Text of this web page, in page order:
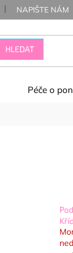
NAPIŠTE NÁM
HLEDAT
Péče o